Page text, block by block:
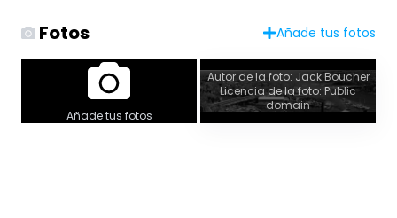
Fotos Añade tus fotos
Añade tus fotos
Autor de la foto: Jack Boucher
Licencia de la foto: Public
domain